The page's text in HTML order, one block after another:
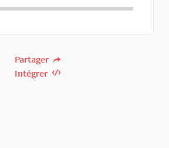
Partager
Intégrer